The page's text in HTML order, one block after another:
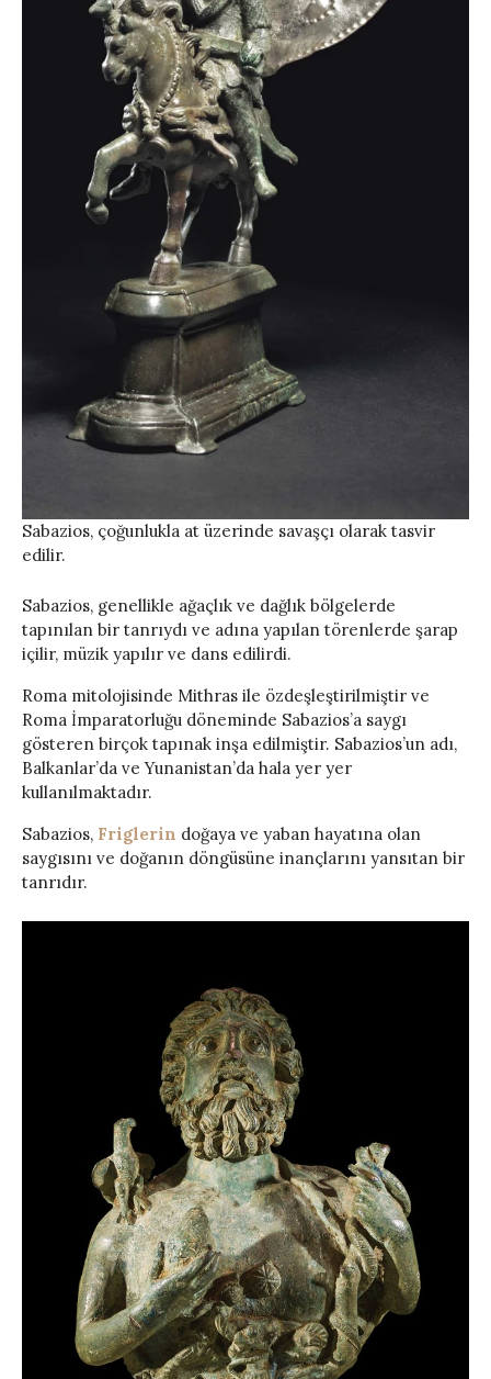
Sabazios, çoğunlukla at üzerinde savaşçı olarak tasvir
edilir.
Sabazios, genellikle ağaçlık ve dağlık bölgelerde
tapınılan bir tanrıydı ve adına yapılan törenlerde şarap
içilir, müzik yapılır ve dans edilirdi.
Roma mitolojisinde Mithras ile özdeşleştirilmiştir ve
Roma İmparatorluğu döneminde Sabazios’a saygı
gösteren birçok tapınak inşa edilmiştir. Sabazios’un adı,
Balkanlar’da ve Yunanistan’da hala yer yer
kullanılmaktadır.
Sabazios, Friglerin doğaya ve yaban hayatına olan
saygısını ve doğanın döngüsüne inançlarını yansıtan bir
tanrıdır.